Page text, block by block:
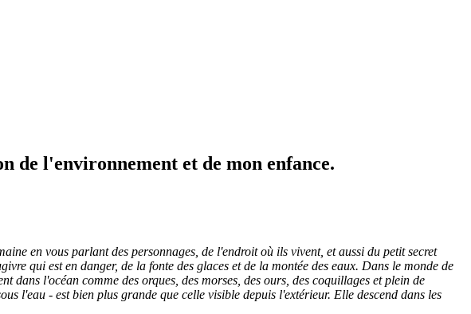
de l'environnement et de mon enfance.
en vous parlant des personnages, de l'endroit où ils vivent, et aussi du petit secret
qui est en danger, de la fonte des glaces et de la montée des eaux. Dans le monde de
l'océan comme des orques, des morses, des ours, des coquillages et plein de
l'eau - est bien plus grande que celle visible depuis l'extérieur. Elle descend dans les